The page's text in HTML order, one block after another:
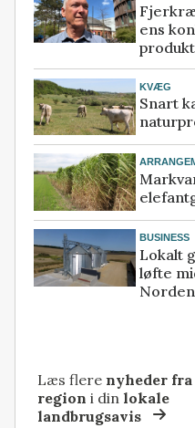
ens
KVÆG
Snart
BUSINESS
Lokalt
løfte
Norden
Læs flere nyheder
region i dinlokale
landbrugsavis